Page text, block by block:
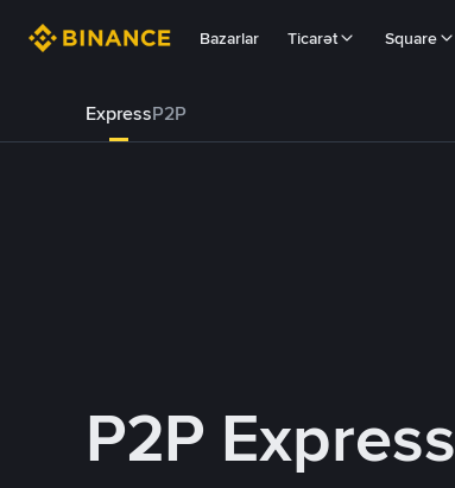
Bazarlar Ticarət Square
ExpressP2P
P2P Express